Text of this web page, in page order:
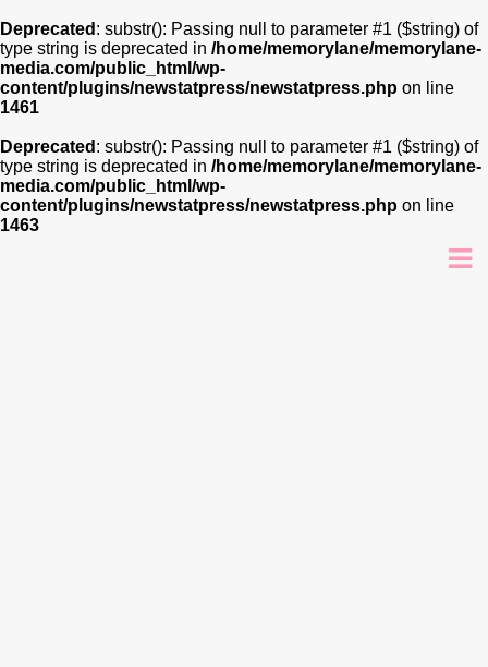
Deprecated : substr(): Passing null to parameter #1 ($string) of
type string is deprecated in /home/memorylane/memorylane-
media.com/public_html/wp-
content/plugins/newstatpress/newstatpress.php on line
1461
Deprecated : substr(): Passing null to parameter #1 ($string) of
type string is deprecated in /home/memorylane/memorylane-
media.com/public_html/wp-
content/plugins/newstatpress/newstatpress.php on line
1463